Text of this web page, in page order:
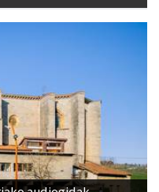
audiogidak,